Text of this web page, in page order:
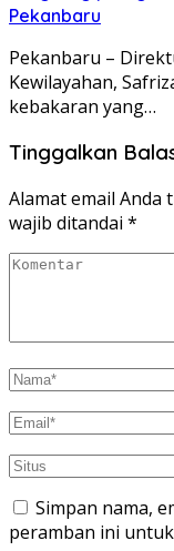
Pekanbaru
Pekanbaru –
Kewilayahan,
kebakaran yang…
Tinggalkan
Alamat email Anda
wajib ditandai *
Simpan nama,
peramban ini